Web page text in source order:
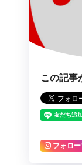
この記事
フォロ